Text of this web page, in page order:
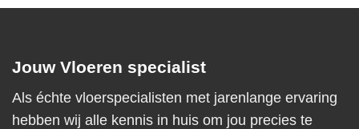
Jouw Vloeren specialist
Als échte vloerspecialisten met jarenlange ervaring
hebben wij alle kennis in huis om jou precies te